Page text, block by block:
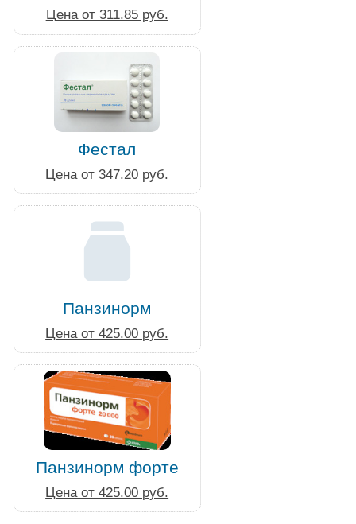
Цена от 311.85 руб.
Фестал
Цена от 347.20 руб.
Панзинорм
Цена от 425.00 руб.
Панзинорм форте
Цена от 425.00 руб.